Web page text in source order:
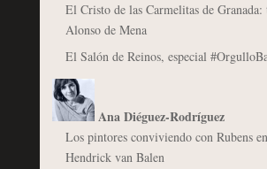
El Cristo de las Carmelitas de Granada:
Alonso de Mena
El Salón de Reinos, especial
Ana Diéguez-Rodríguez
Los pintores conviviendo con Rubens
Hendrick van Balen